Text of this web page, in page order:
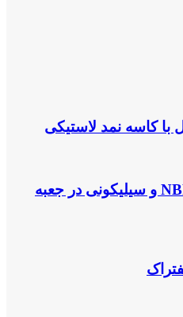
با کاسه نمد لاستیکی
تفاوت اورینگ‌های NBR، FKM و سیلیکونی در جعبه